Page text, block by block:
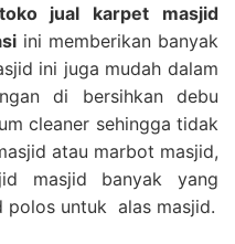
jual karpet masjid
ini memberikan banyak
ini juga mudah dalam
di bersihkan debu
cleaner sehingga tidak
atau marbot masjid,
masjid banyak yang
polos untuk alas masjid.